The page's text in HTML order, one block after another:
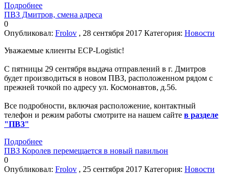
Подробнее
ПВЗ Дмитров, смена адреса
0
Опубликовал: Frolov , 28 сентября 2017 Категория: Новости
Уважаемые клиенты ECP-Logistic!
С пятницы 29 сентября выдача отправлений в г. Дмитров
будет производиться в новом ПВЗ, расположенном рядом с
прежней точкой по адресу ул. Космонавтов, д.56.
Все подробности, включая расположение, контактный
телефон и режим работы смотрите на нашем сайте в разделе
"ПВЗ"
Подробнее
ПВЗ Королев перемещается в новый павильон
0
Опубликовал: Frolov , 25 сентября 2017 Категория: Новости